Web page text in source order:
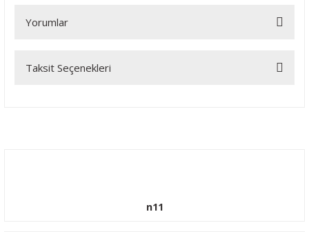
Yorumlar
Bu ürüne ilk yorumu siz yapın!
Taksit Seçenekleri
n11